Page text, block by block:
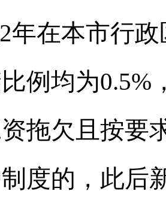
年在本市行
例均为0.5%
拖欠且按要
度的，此后